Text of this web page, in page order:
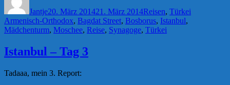
Jantje20. März 201421. März 2014Reisen, Türkei
Armenisch-Orthodox, Bagdat Street, Bosborus, Istanbul,
Mädchenturm, Moschee, Reise, Synagoge, Türkei
Istanbul – Tag 3
Tadaaa, mein 3. Report: